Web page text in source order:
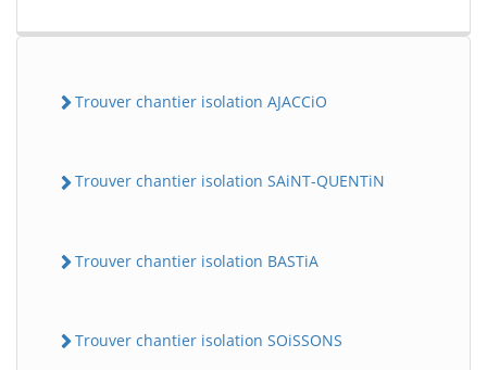
Trouver chantier isolation AJACCiO
Trouver chantier isolation SAiNT-QUENTiN
Trouver chantier isolation BASTiA
Trouver chantier isolation SOiSSONS